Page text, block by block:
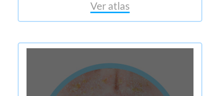
Ver atlas